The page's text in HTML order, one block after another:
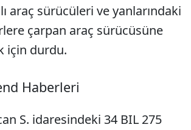
araç sürücüleri ve yanlarındaki
çarpan araç sürücüsüne
için durdu.
Haberleri
Sesi Aç
S. idaresindeki 34 BIL 275